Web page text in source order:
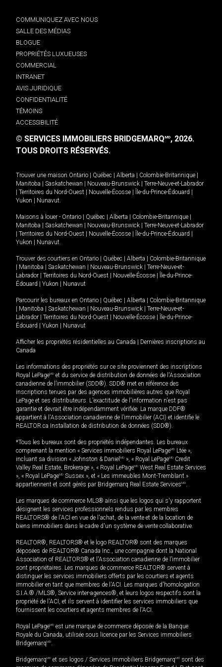
COMMUNIQUEZ AVEC NOUS
SALLE DES MÉDIAS
BLOGUE
PROPRIÉTÉS LUXUEUSES
COMMERCIAL
INTRANET
AVIS JURIDIQUE
CONFIDENTIALITÉ
TÉMOINS
ACCESSIBILITÉ
© SERVICES IMMOBILIERS BRIDGEMARQMD, 2026.
TOUS DROITS RÉSERVÉS.
Trouver une maison Ontario Québec Alberta Colombie-Britannique
Manitoba
Saskatchewan Nouveau-Brunswick
Terre-Neuve-et-Labrador
Territoires du Nord-Ouest Nouvelle-Écosse Île-du-Prince-Édouard
Yukon
Nunavut.
Maisons à louer - Ontario Québec Alberta Colombie-Britannique
Manitoba
Saskatchewan Nouveau-Brunswick
Terre-Neuve-et-Labrador
Territoires du Nord-Ouest Nouvelle-Écosse Île-du-Prince-Édouard
Yukon
Nunavut.
Trouver des courtiers en Ontario Québec Alberta
Colombie-Britannique
Manitoba Saskatchewan Nouveau-Brunswick
Terre-Neuve-et-
Labrador
Territoires du Nord-Ouest Nouvelle-Écosse
Île-du-Prince-
Édouard
Yukon Nunavut
Parcourir les bureaux en Ontario Québec Alberta
Colombie-Britannique
Manitoba Saskatchewan Nouveau-Brunswick
Terre-Neuve-et-
Labrador
Territoires du Nord-Ouest Nouvelle-Écosse
Île-du-Prince-
Édouard
Yukon Nunavut
Afficher les propriétés résidentielles au Canada
Dernières inscriptions au
Canada
Les informations des propriétés sur ce site proviennent des inscriptions
Royal LePageMD et du service de distribution de données de l'Association
canadienne de l’immobilier (SDD®). SDD® met en référence des
inscriptions tenues par des agences immobilières autres que Royal
LePage et ses distributeurs. L'exactitude de l'information n'est pas
garantie et devrait être indépendamment vérifiée. La marque DDF®
appartient à l'Association canadienne de l’immobilier (ACI) et identifie le
REALTOR.ca Installation de distribution de données (SDD®).
*Tous les bureaux sont des propriétés indépendantes. Les bureaux
comprenant la mention « Services immobiliers Royal LePageMD Ltée »,
incluant sa division « Johnston & Daniel MD », « Royal LePageMD Credit
Valley Real Estate, Brokerage », « Royal LePageMD West Real Estate Services
», « Royal LePageMD Sussex », et « Les immeubles Mont-Tremblant »
appartiennent et sont gérés par Bridgemarq Real Estate ServicesMD.
Les marques de commerce MLS® ainsi que les logos qui s'y rapportent
désignent les services professionnels rendus par les membres
REALTORS® de l'ACI en vue de l'achat, de la vente et de la location de
biens immobiliers dans le cadre d'un système de vente collaborative.
REALTOR®, REALTORS® et le logo REALTOR® sont des marques
déposées de REALTOR® Canada Inc., une compagnie dont la National
Association of REALTORS® et l'Association canadienne de l’immobilier
sont propriétaires. Les marques de commerce REALTOR® servent à
distinguer les services immobiliers offerts par les courtiers et agents
immobilier en tant que membres de l'ACI. Les marques d'homologation
S.I.A.® /MLS®, Service inter-agences®, et leurs logos respectifs sont la
propriété de l'ACI, et ils servent à identifier les services immobiliers que
fournissent les courtiers et agents membres de l'ACI.
Royal LePageMD est une marque de commerce déposée de la Banque
Royale du Canada, utilisée sous licence par les Services immobiliers
BridgemarqMD.
BridgemarqMD et ses logos / Services immobiliers BridgemarqMD sont des